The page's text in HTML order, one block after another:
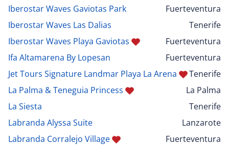
Iberostar Waves Gaviotas Park
Fuerteventura
Iberostar Waves Las Dalias
Tenerife
Iberostar Waves Playa Gaviotas
Fuerteventura
Ifa Altamarena By Lopesan
Fuerteventura
Jet Tours Signature Landmar Playa La Arena
Tenerife
La Palma & Teneguia Princess
La Palma
La Siesta
Tenerife
Labranda Alyssa Suite
Lanzarote
Labranda Corralejo Village
Fuerteventura